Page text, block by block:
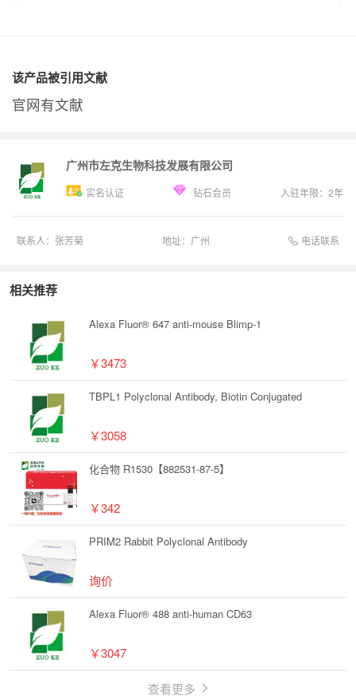
该产品被引用文献
官网有文献
广州市左克生物科技发展有限公司
实名认证 钻石会员 入驻年限： 2年
联系人： 张芳菊 地址： 广州 电话联系
相关推荐
Alexa Fluor® 647 anti-mouse Blimp-1
￥3473
TBPL1 Polyclonal Antibody, Biotin Conjugated
￥3058
化合物 R1530【882531-87-5】
￥342
PRIM2 Rabbit Polyclonal Antibody
询价
Alexa Fluor® 488 anti-human CD63
￥3047
查看更多